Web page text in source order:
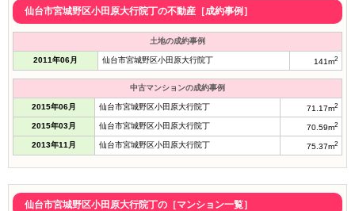
仙台市宮城野区小田原大行院丁の不動産［成約事例］
土地の成約事例
2011年06月 仙台市宮城野区小田原大行院丁 141m2
中古マンションの成約事例
2015年06月 仙台市宮城野区小田原大行院丁 71.17m2
2015年03月 仙台市宮城野区小田原大行院丁 70.59m2
2013年11月 仙台市宮城野区小田原大行院丁 75.37m2
仙台市宮城野区小田原大行院丁の［マンション一覧］